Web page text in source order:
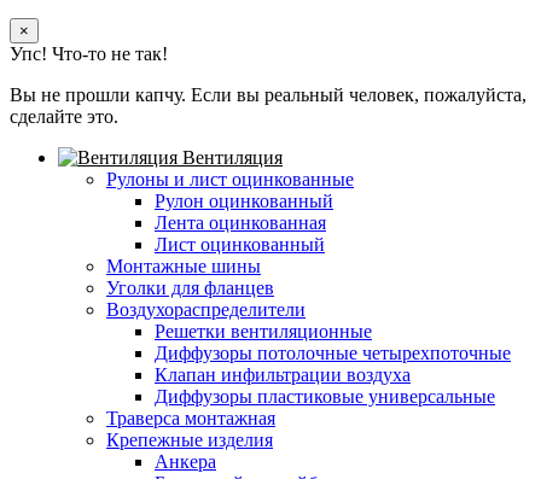
×
Упс! Что-то не так!
Вы не прошли капчу. Если вы реальный человек, пожалуйста,
сделайте это.
Вентиляция
Рулоны и лист оцинкованные
Рулон оцинкованный
Лента оцинкованная
Лист оцинкованный
Монтажные шины
Уголки для фланцев
Воздухораспределители
Решетки вентиляционные
Диффузоры потолочные четырехпоточные
Клапан инфильтрации воздуха
Диффузоры пластиковые универсальные
Траверса монтажная
Крепежные изделия
Анкера